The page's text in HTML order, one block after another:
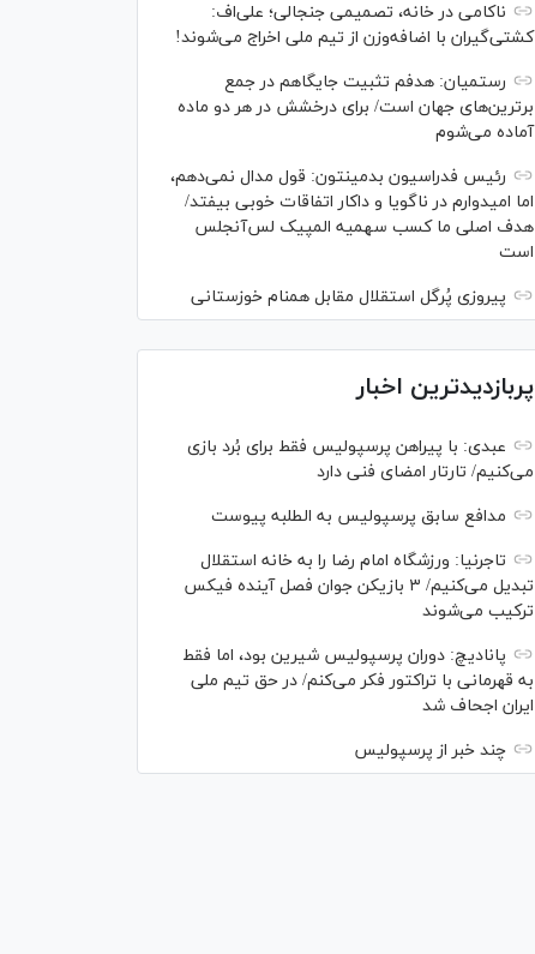
ناکامی در خانه، تصمیمی جنجالی؛ علی‌اف:
کشتی‌گیران با اضافه‌وزن از تیم ملی اخراج می‌شوند!
رستمیان: هدفم تثبیت جایگاهم در جمع
برترین‌های جهان است/ برای درخشش در هر دو ماده
آماده می‌شوم
رئیس فدراسیون بدمینتون: قول مدال نمی‌دهم،
اما امیدوارم در ناگویا و داکار اتفاقات خوبی بیفتد/
هدف اصلی ما کسب سهمیه المپیک لس‌آنجلس
است
پیروزی پُرگل استقلال مقابل همنام خوزستانی
پربازدیدترین اخبار
عبدی: با پیراهن پرسپولیس فقط برای بُرد بازی
می‌کنیم/ تارتار امضای فنی دارد
مدافع سابق پرسپولیس به الطلبه پیوست
تاجرنیا: ورزشگاه امام رضا را به خانه استقلال
تبدیل می‌کنیم/ ۳ بازیکن جوان فصل آینده فیکس
ترکیب می‌شوند
پانادیچ: دوران پرسپولیس شیرین بود، اما فقط
به قهرمانی با تراکتور فکر می‌کنم/ در حق تیم ملی
ایران اجحاف شد
چند خبر از پرسپولیس